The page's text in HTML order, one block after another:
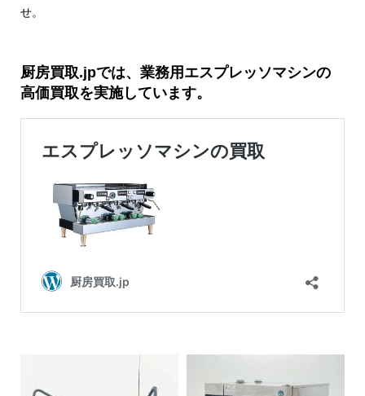
せ。
厨房買取.jpでは、業務用エスプレッソマシンの
高価買取を実施しています。